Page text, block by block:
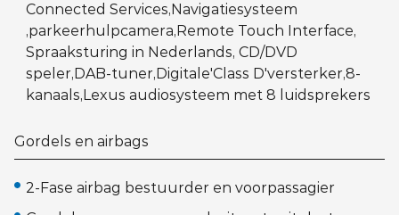
Connected Services,Navigatiesysteem
,parkeerhulpcamera,Remote Touch Interface,
Spraaksturing in Nederlands, CD/DVD
speler,DAB-tuner,Digitale'Class D'versterker,8-
kanaals,Lexus audiosysteem met 8 luidsprekers
Gordels en airbags
2-Fase airbag bestuurder en voorpassagier